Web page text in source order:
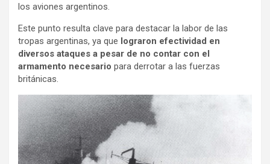
los aviones argentinos.
Este punto resulta clave para destacar la labor de las
tropas argentinas, ya que lograron efectividad en
diversos ataques a pesar de no contar con el
armamento necesario para derrotar a las fuerzas
británicas.